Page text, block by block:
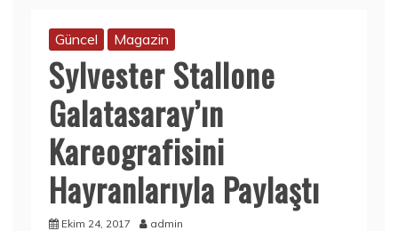
Güncel Magazin
Sylvester Stallone
Galatasaray’ın
Kareografisini
Hayranlarıyla Paylaştı
Ekim 24, 2017 admin